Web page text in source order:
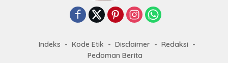
Indeks Kode Etik Disclaimer
Redaksi
Pedoman Berita